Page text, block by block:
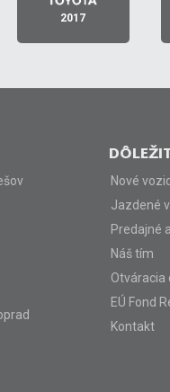
2017
1. miesto Slovenská
republika
Nové
Jazdené
Predajné
Náš tím
Otváracia
EÚ Fond
Kontakt